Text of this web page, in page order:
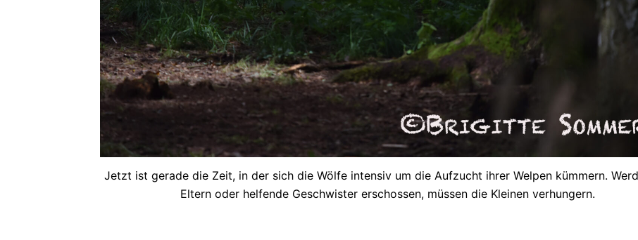
Jetzt ist gerade die Zeit, in der sich die Wölfe intensiv um die Aufzucht ihrer Welpen kümmern.
Eltern oder helfende Geschwister erschossen, müssen die Kleinen verhungern.